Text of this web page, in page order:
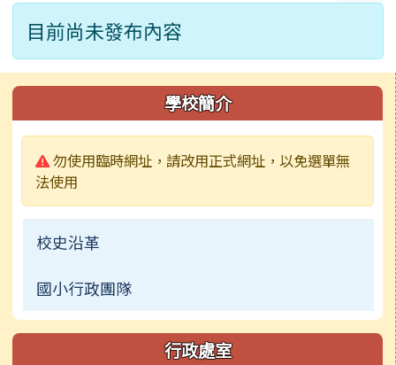
目前尚未發布內容
左邊區域內容 學校簡介
警告:
勿使用臨時網址，請改用正式網址，以免選單無
法使用
校史沿革
國小行政團隊
行政處室